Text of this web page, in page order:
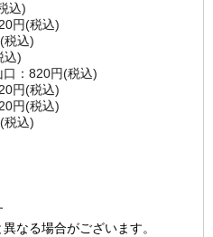
込)
円(税込)
税込)
込)
口：820円(税込)
円(税込)
円(税込)
税込)
なる場合がございます。